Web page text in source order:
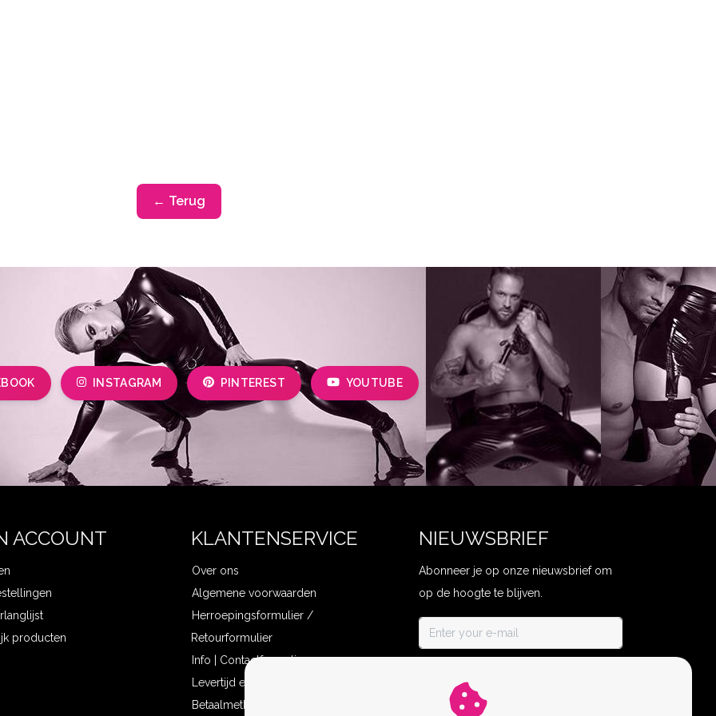
← Terug
INSTAGRAM PINTEREST YOUTUBE
ACCOUNT
producten
KLANTENSERVICE
Over ons
Algemene voorwaarden
Herroepingsformulier /
Retourformulier
Info | Contactformulier
Levertijd en verzendkosten
Betaalmethoden
NIEUWSBRIEF
Abonneer je op onze nieuwsbrief om
op de hoogte te blijven.